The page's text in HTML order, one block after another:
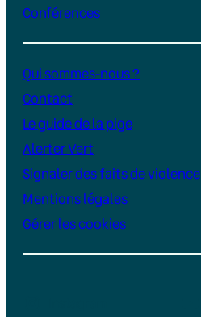
Conférences
Qui sommes-nous ?
Contact
Le guide de la pige
Alerter Vert
Signaler des faits de violence
Mentions légales
Gérer les cookies